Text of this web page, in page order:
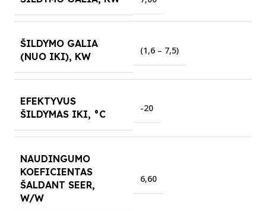
ŠILDYMO GALIA
(NUO IKI), KW
(1,6 – 7,5)
EFEKTYVUS
ŠILDYMAS IKI, °C
-20
NAUDINGUMO
KOEFICIENTAS
ŠALDANT SEER,
W/W
6,60